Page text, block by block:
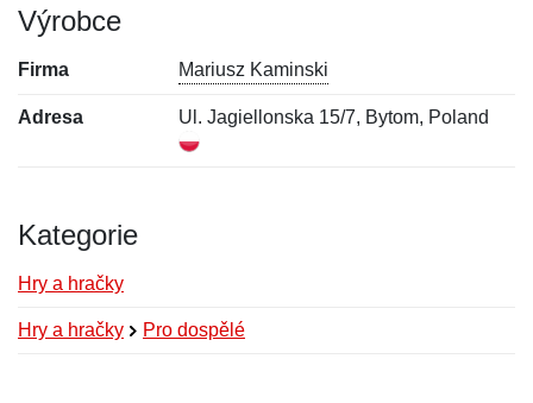
Výrobce
Firma Mariusz Kaminski
Adresa Ul. Jagiellonska 15/7, Bytom, Poland
Kategorie
Hry a hračky
Hry a hračky Pro dospělé